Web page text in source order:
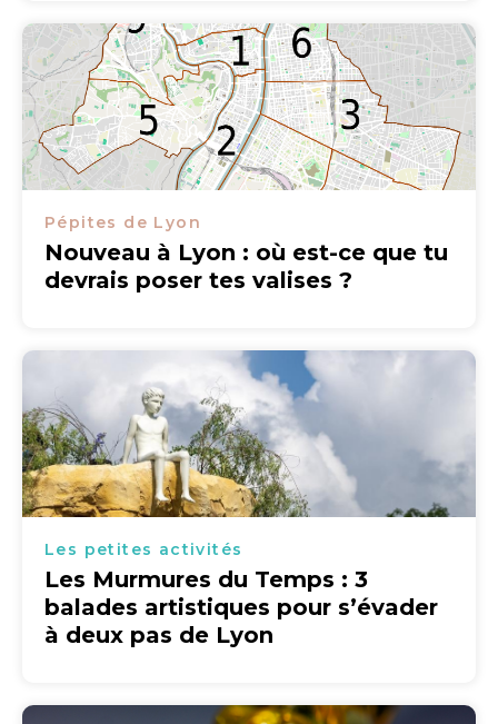
Pépites de Lyon
Nouveau à Lyon : où est-ce que tu
devrais poser tes valises ?
Les petites activités
Les Murmures du Temps : 3
balades artistiques pour s’évader
à deux pas de Lyon